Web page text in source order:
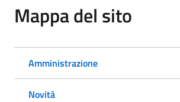
Mappa del sito
Amministrazione
Novità